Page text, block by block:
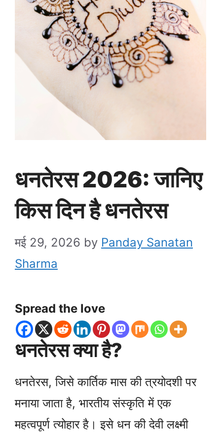
धनतेरस 2026: जानिए
किस दिन है धनतेरस
मई 29, 2026 by Panday Sanatan
Sharma
Spread the love
धनतेरस क्या है?
धनतेरस, जिसे कार्तिक मास की त्रयोदशी पर
मनाया जाता है, भारतीय संस्कृति में एक
महत्वपूर्ण त्योहार है। इसे धन की देवी लक्ष्मी